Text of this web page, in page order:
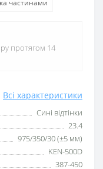
Всі характеристики
Сині відтінки
23.4
975/350/30 (±5 мм)
KEN-500D
387-450
частинами
протягом 14